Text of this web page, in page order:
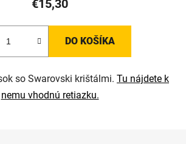
€15,30
DO KOŠÍKA
so Swarovski krištálmi. Tu nájdete k
nemu vhodnú retiazku.